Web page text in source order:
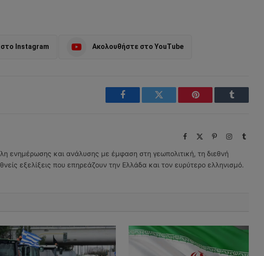
Instagram Ακολουθήστε στο YouTube
Facebook Twitter Pinterest Tumblr
Facebook PinterestInstagram
Tumblr
ενημέρωσης και ανάλυσης με έμφαση στη γεωπολιτική, τη διεθνή
εξελίξεις που επηρεάζουν την Ελλάδα και τον ευρύτερο ελληνισμό.